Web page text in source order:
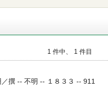
1 件中、 1 件目
撰 -- 不明 -- １８３３ -- 911